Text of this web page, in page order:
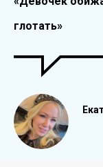
глотать»